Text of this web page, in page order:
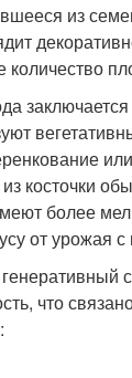
из
количество
косточки
более
от урожая
что